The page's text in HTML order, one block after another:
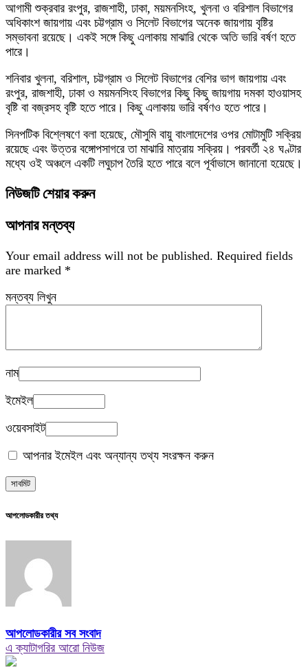
আগামী শুক্রবার রংপুর, রাজশাহী, ঢাকা, ময়মনসিংহ, খুলনা ও বরিশাল বিভাগের
অধিকাংশ জায়গায় এবং চট্টগ্রাম ও সিলেট বিভাগের অনেক জায়গায় বৃষ্টির
সম্ভাবনা রয়েছে। একই সঙ্গে কিছু এলাকায় মাঝারি থেকে অতি ভারি বর্ষণ হতে
পারে।
শনিবার খুলনা, বরিশাল, চট্টগ্রাম ও সিলেট বিভাগের বেশির ভাগ জায়গায় এবং
রংপুর, রাজশাহী, ঢাকা ও ময়মনসিংহ বিভাগের কিছু কিছু জায়গায় দমকা হাওয়াসহ
বৃষ্টি বা বজ্রসহ বৃষ্টি হতে পারে। কিছু এলাকায় ভারি বর্ষণও হতে পারে।
সিনপটিক বিশ্লেষণে বলা হয়েছে, মৌসুমি বায়ু বাংলাদেশের ওপর মোটামুটি সক্রিয়
রয়েছে এবং উত্তর বঙ্গোপসাগরে তা মাঝারি মাত্রায় সক্রিয়। পরবর্তী ২৪ ঘণ্টার
মধ্যে ওই অঞ্চলে একটি লঘুচাপ তৈরি হতে পারে বলে পূর্বাভাসে জানানো হয়েছে।
নিউজটি শেয়ার করুন
আপনার মন্তব্য
Your email address will not be published. Required fields
are marked *
মন্তব্য লিখুন
নাম
ইমেইল
ওয়েবসাইট
আপনার ইমেইল এবং অন্যান্য তথ্য সংরক্ষন করুন
আপলোডকারীর তথ্য
আপলোডকারীর সব সংবাদ
এ ক্যাটাগরির আরো নিউজ